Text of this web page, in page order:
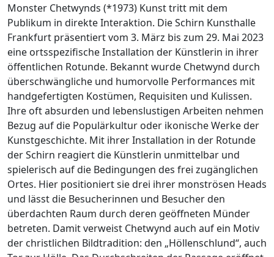
Monster Chetwynds (*1973) Kunst tritt mit dem
Publikum in direkte Interaktion. Die Schirn Kunsthalle
Frankfurt präsentiert vom 3. März bis zum 29. Mai 2023
eine ortsspezifische Installation der Künstlerin in ihrer
öffentlichen Rotunde. Bekannt wurde Chetwynd durch
überschwängliche und humorvolle Performances mit
handgefertigten Kostümen, Requisiten und Kulissen.
Ihre oft absurden und lebenslustigen Arbeiten nehmen
Bezug auf die Populärkultur oder ikonische Werke der
Kunstgeschichte. Mit ihrer Installation in der Rotunde
der Schirn reagiert die Künstlerin unmittelbar und
spielerisch auf die Bedingungen des frei zugänglichen
Ortes. Hier positioniert sie drei ihrer monströsen Heads
und lässt die Besucherinnen und Besucher den
überdachten Raum durch deren geöffneten Münder
betreten. Damit verweist Chetwynd auch auf ein Motiv
der christlichen Bildtradition: den „Höllenschlund“, auch